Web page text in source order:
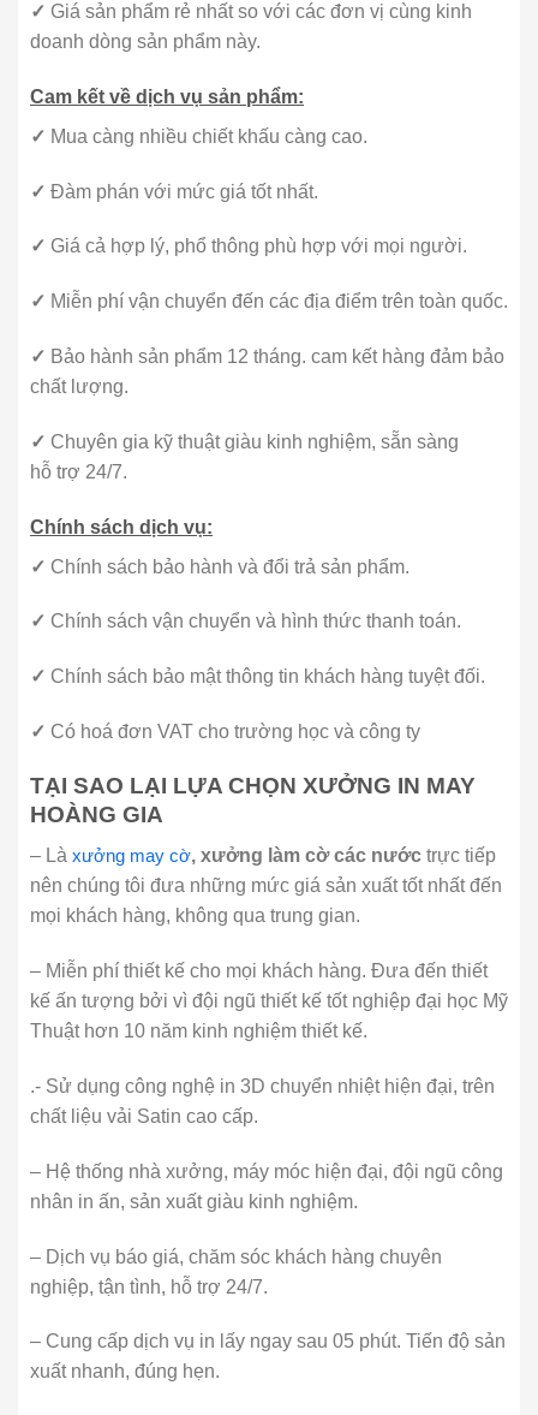
✓ Giá sản phẩm rẻ nhất so với các đơn vị cùng kinh
doanh dòng sản phẩm này.
Cam kết về dịch vụ sản phẩm:
✓ Mua càng nhiều chiết khấu càng cao.
✓ Đàm phán với mức giá tốt nhất.
✓ Giá cả hợp lý, phổ thông phù hợp với mọi người.
✓ Miễn phí vận chuyển đến các địa điểm trên toàn quốc.
✓ Bảo hành sản phẩm 12 tháng. cam kết hàng đảm bảo
chất lượng.
✓ Chuyên gia kỹ thuật giàu kinh nghiệm, sẵn sàng
hỗ trợ 24/7.
Chính sách dịch vụ:
✓ Chính sách bảo hành và đổi trả sản phẩm.
✓ Chính sách vận chuyển và hình thức thanh toán.
✓ Chính sách bảo mật thông tin khách hàng tuyệt đối.
✓ Có hoá đơn VAT cho trường học và công ty
TẠI SAO LẠI LỰA CHỌN XƯỞNG IN MAY
HOÀNG GIA
– Là xưởng may cờ, xưởng làm cờ các nước trực tiếp
nên chúng tôi đưa những mức giá sản xuất tốt nhất đến
mọi khách hàng, không qua trung gian.
– Miễn phí thiết kế cho mọi khách hàng. Đưa đến thiết
kế ấn tượng bởi vì đội ngũ thiết kế tốt nghiệp đại học Mỹ
Thuật hơn 10 năm kinh nghiệm thiết kế.
.- Sử dụng công nghệ in 3D chuyển nhiệt hiện đại, trên
chất liệu vải Satin cao cấp.
– Hệ thống nhà xưởng, máy móc hiện đại, đội ngũ công
nhân in ấn, sản xuất giàu kinh nghiệm.
– Dịch vụ báo giá, chăm sóc khách hàng chuyên
nghiệp, tận tình, hỗ trợ 24/7.
– Cung cấp dịch vụ in lấy ngay sau 05 phút. Tiến độ sản
xuất nhanh, đúng hẹn.